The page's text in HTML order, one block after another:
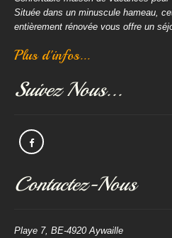
Située dans un minuscule hameau,
entièrement rénovée vous offre un
Plus d'infos...
Suivez Nous...
Contactez-Nous
Playe 7, BE-4920 Aywaille